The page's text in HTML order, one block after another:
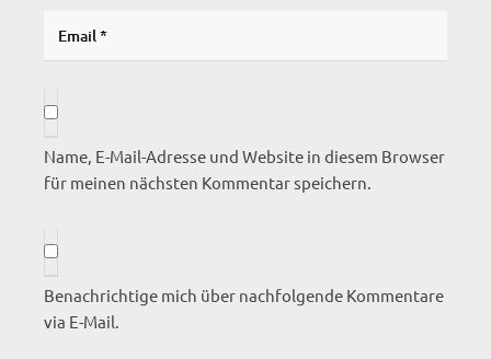
Name, E-Mail-Adresse und Website in diesem Browser
für meinen nächsten Kommentar speichern.
Benachrichtige mich über nachfolgende Kommentare
via E-Mail.